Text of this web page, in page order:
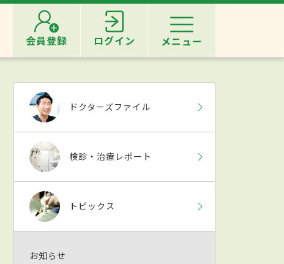
会員登録 ログイン メニュー
ドクターズファイル
検診・治療レポート
トピックス
お知らせ